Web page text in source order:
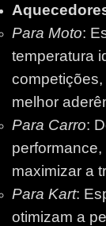
Para Moto:
temperatura
melhor
Para Carro:
maximizar a
Para Kart:
otimizam a